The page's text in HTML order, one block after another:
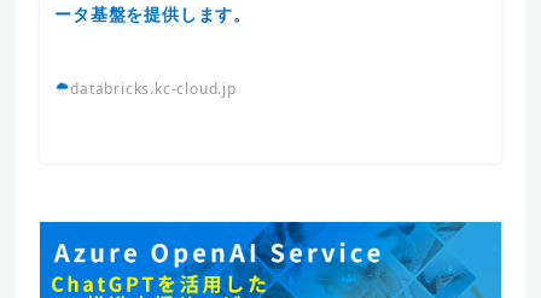
ータ基盤を提供します。
databricks.kc-cloud.jp